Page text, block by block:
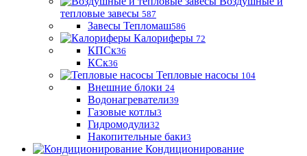
тепловые завесы 587
Завесы Тепломаш586
Калориферы 72
КПСк36
КСк36
Тепловые насосы 104
Внешние блоки 24
Водонагреватели39
Газовые котлы3
Гидромодули32
Накопительные баки3
Кондиционирование